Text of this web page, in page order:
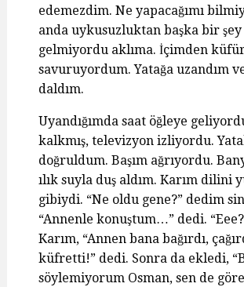
edemezdim. Ne yapacağımı
anda uykusuzluktan başka bir şey
gelmiyordu aklıma. İçimden
savuruyordum. Yatağa uzandım
daldım.
Uyandığımda saat öğleye
kalkmış, televizyon izliyordu.
doğruldum. Başım ağrıyordu.
ılık suyla duş aldım. Karım dilini
gibiydi. “Ne oldu gene?” dedim
“Annenle konuştum…” dedi.
Karım, “Annen bana bağırdı,
küfretti!” dedi. Sonra da ekledi,
söylemiyorum Osman, sen de